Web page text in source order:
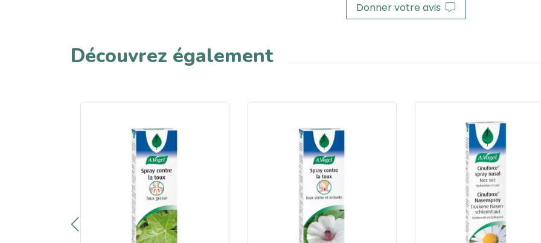
Donner votre avis
Découvrez également